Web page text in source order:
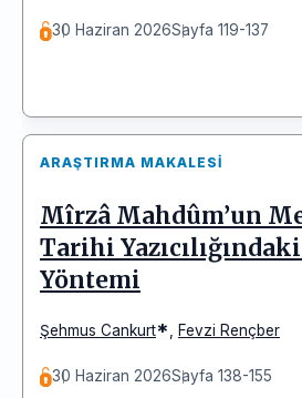
30 Haziran 2026Sayfa 119-137
ARAŞTIRMA MAKALESI
Mîrzâ Mahdûm’un
Tarihi
Yöntemi
Şehmus Cankurt* Fevzi Rençber
30 Haziran 2026Sayfa 138-155